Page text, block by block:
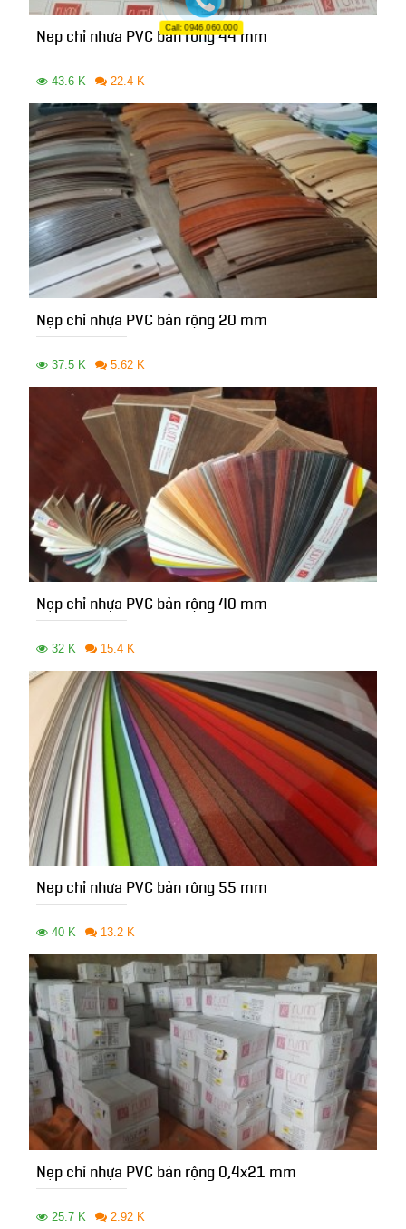
Nẹp chỉ nhựa PVC bản rộng 44 mm
43.6 K 22.4 K
Nẹp chỉ nhựa PVC bản rộng 20 mm
37.5 K 5.62 K
Nẹp chỉ nhựa PVC bản rộng 40 mm
32 K 15.4 K
Nẹp chỉ nhựa PVC bản rộng 55 mm
40 K 13.2 K
Nẹp chỉ nhựa PVC bản rộng 0,4x21 mm
25.7 K 2.92 K
Call: 0946.060.000